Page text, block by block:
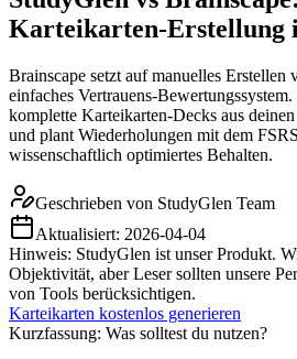
Karteikarten-Erstellung
Brainscape setzt auf manuelles Erstellen
einfaches Vertrauens-
komplette Karteikarten-Decks aus
und plant Wiederholungen mit dem
wissenschaftlich optimiertes Behalten.
Geschrieben von StudyGlen Team
Aktualisiert: 2026-04-04
Hinweis: StudyGlen ist unser Produkt.
Objektivität, aber Leser sollten unsere
von Tools berücksichtigen.
Karteikarten kostenlos generieren
Kurzfassung: Was solltest du nutzen?